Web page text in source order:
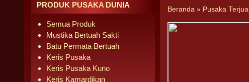
Beranda » Pusaka Terjual
PRODUK PUSAKA DUNIA
Semua Produk
Mustika Bertuah Sakti
Batu Permata Bertuah
Keris Pusaka
Keris Pusaka Kuno
Keris Kamardikan